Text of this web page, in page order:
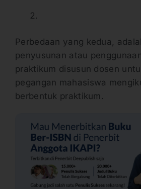
Perbedaan yang kedua,
penyusunan atau
praktikum disusun dosen
pegangan mahasiswa
berbentuk praktikum.